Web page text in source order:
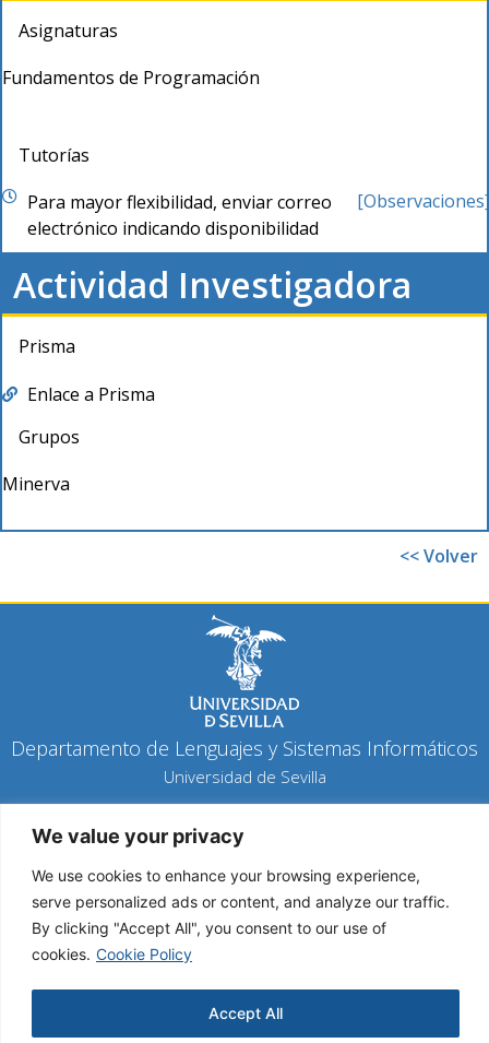
We value your privacy
We use cookies to enhance your browsing experience,
serve personalized ads or content, and analyze our traffic.
By clicking "Accept All", you consent to our use of
cookies. Cookie Policy
Accept All
Asignaturas
Fundamentos de Programación
Tutorías
Para mayor flexibilidad, enviar correo
electrónico indicando disponibilidad
[Observaciones]
Actividad Investigadora
Prisma
Enlace a Prisma
Grupos
Minerva
<< Volver
Departamento de Lenguajes y Sistemas Informáticos
Universidad de Sevilla
Política de cookies Aviso legal
Copyright 2026 © Todos los derechos reservados
Diseño y desarrollo h-tecnología